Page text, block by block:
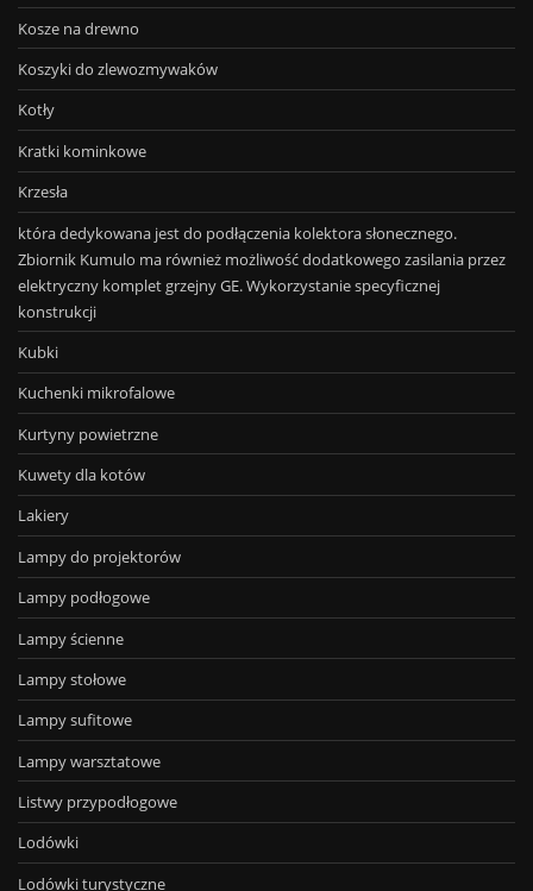
Kosze na drewno
Koszyki do zlewozmywaków
Kotły
Kratki kominkowe
Krzesła
która dedykowana jest do podłączenia kolektora słonecznego.
Zbiornik Kumulo ma również możliwość dodatkowego zasilania przez
elektryczny komplet grzejny GE. Wykorzystanie specyficznej
konstrukcji
Kubki
Kuchenki mikrofalowe
Kurtyny powietrzne
Kuwety dla kotów
Lakiery
Lampy do projektorów
Lampy podłogowe
Lampy ścienne
Lampy stołowe
Lampy sufitowe
Lampy warsztatowe
Listwy przypodłogowe
Lodówki
Lodówki turystyczne